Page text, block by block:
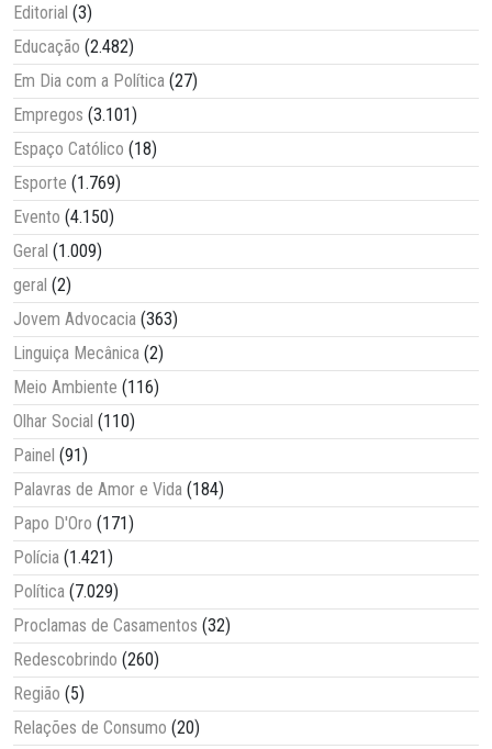
Editorial (3)
Educação (2.482)
Em Dia com a Política (27)
Empregos (3.101)
Espaço Católico (18)
Esporte (1.769)
Evento (4.150)
Geral (1.009)
geral (2)
Jovem Advocacia (363)
Linguiça Mecânica (2)
Meio Ambiente (116)
Olhar Social (110)
Painel (91)
Palavras de Amor e Vida (184)
Papo D'Oro (171)
Polícia (1.421)
Política (7.029)
Proclamas de Casamentos (32)
Redescobrindo (260)
Região (5)
Relações de Consumo (20)